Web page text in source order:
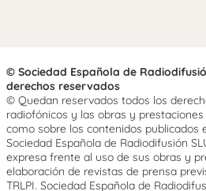
© Sociedad Española de
derechos reservados
© Quedan reservados todos los
radiofónicos y las obras y
como sobre los contenidos publicados
Sociedad Española de Radiodifusión
expresa frente al uso de sus obras y
elaboración de revistas de prensa
TRLPI. Sociedad Española de